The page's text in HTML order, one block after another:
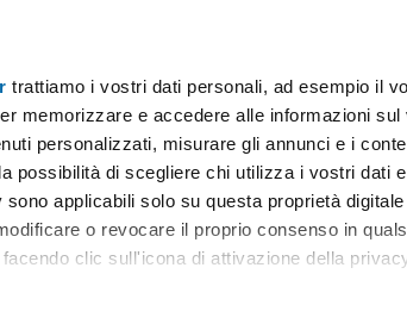
trattiamo i vostri dati personali, ad esempio il
memorizzare e accedere alle informazioni
personalizzati, misurare gli annunci e i
possibilità di scegliere chi utilizza i vostri dati
applicabili solo su questa proprietà
o revocare il proprio consenso in
clic sull'icona di attivazione della